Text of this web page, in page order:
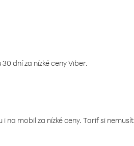
dní za nízké ceny Viber.
mobil za nízké ceny. Tarif si